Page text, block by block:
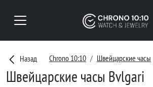
Назад Chrono 10:10 Швейцарские часы
Швейцарские часы Bvlgari